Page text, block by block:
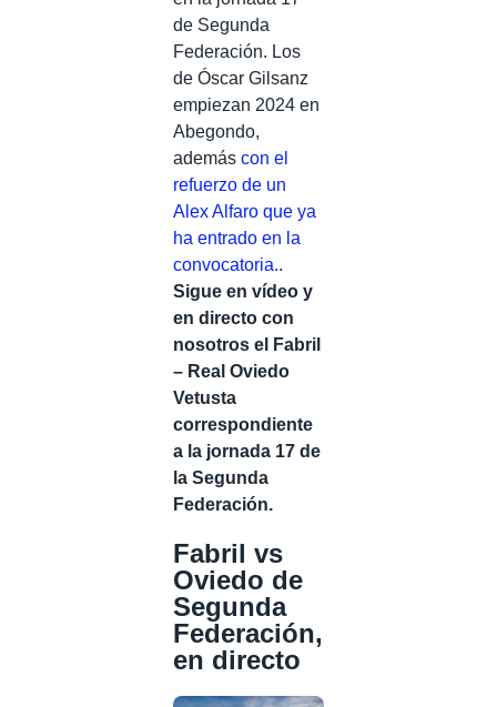
de Segunda
Federación. Los
de Óscar Gilsanz
empiezan 2024 en
Abegondo,
además con el
refuerzo de un
Alex Alfaro que ya
ha entrado en la
convocatoria..
Sigue en vídeo y
en directo con
nosotros el Fabril
– Real Oviedo
Vetusta
correspondiente
a la jornada 17 de
la Segunda
Federación.
Fabril vs
Oviedo de
Segunda
Federación,
en directo